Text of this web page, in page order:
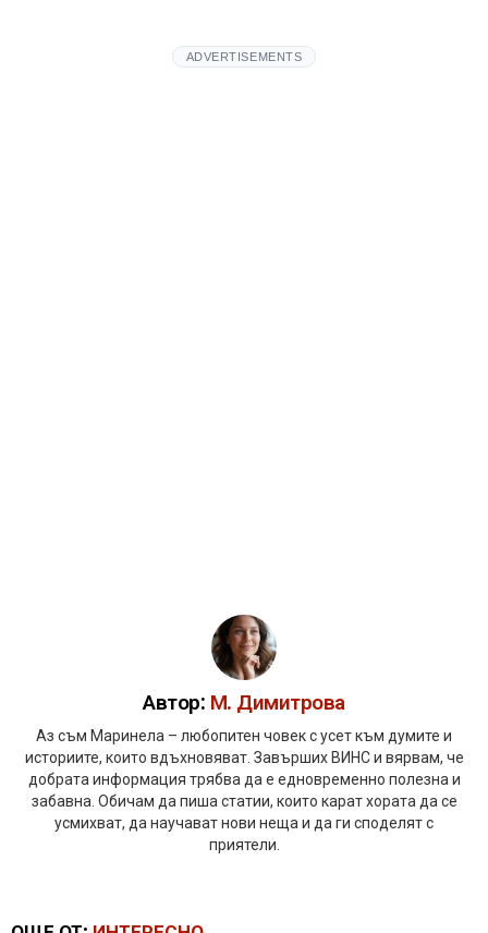
ADVERTISEMENTS
Автор: М. Димитрова
Аз съм Маринела – любопитен човек с усет към думите и
историите, които вдъхновяват. Завърших ВИНС и вярвам, че
добрата информация трябва да е едновременно полезна и
забавна. Обичам да пиша статии, които карат хората да се
усмихват, да научават нови неща и да ги споделят с
приятели.